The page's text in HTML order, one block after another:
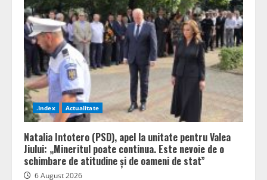
.Index Actualitate
Natalia Intotero (PSD), apel la unitate pentru Valea
Jiului: „Mineritul poate continua. Este nevoie de o
schimbare de atitudine și de oameni de stat”
6 August 2026